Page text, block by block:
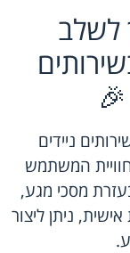
לשלב
ניידים
המשתמש
מסכי מגע,
ניתן ליצור